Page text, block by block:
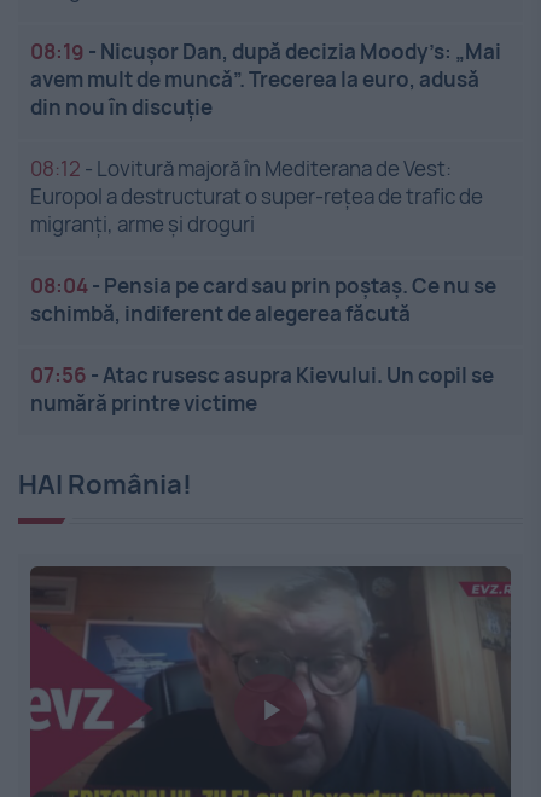
08:19 - Nicușor Dan, după decizia Moody’s: „Mai
avem mult de muncă”. Trecerea la euro, adusă
din nou în discuție
08:12 - Lovitură majoră în Mediterana de Vest:
Europol a destructurat o super-rețea de trafic de
migranți, arme și droguri
08:04- Pensia pe card sau prin poștaș. Ce nu se
schimbă, indiferent de alegerea făcută
07:56 -Atac rusesc asupra Kievului. Un copil se
numără printre victime
HAI România!